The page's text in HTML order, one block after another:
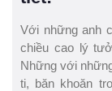
Với những anh
chiều cao lý
Những với
ti, băn khoăn